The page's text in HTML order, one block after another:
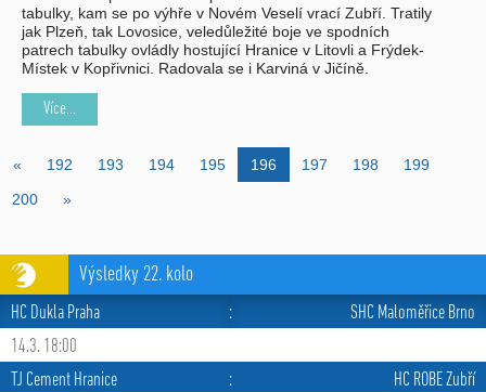
tabulky, kam se po výhře v Novém Veselí vrací Zubří. Tratily
jak Plzeň, tak Lovosice, veledůležité boje ve spodních
patrech tabulky ovládly hostující Hranice v Litovli a Frýdek-
Místek v Kopřivnici. Radovala se i Karviná v Jičíně.
Více...
« 192 193 194 195 196 197 198
199
200
»
Výsledky 22. kolo
HC Dukla Praha :
SHC Maloměřice Brno
14.3. 18:00
TJ Cement Hranice
:
HC ROBE Zubří